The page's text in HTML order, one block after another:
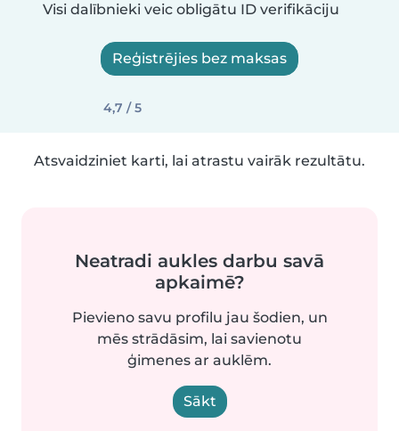
Visi dalībnieki veic obligātu ID verifikāciju
Reģistrējies bez maksas
4,7 / 5
Atsvaidziniet karti, lai atrastu vairāk rezultātu.
Neatradi aukles darbu savā
apkaimē?
Pievieno savu profilu jau šodien, un
mēs strādāsim, lai savienotu
ģimenes ar auklēm.
Sākt